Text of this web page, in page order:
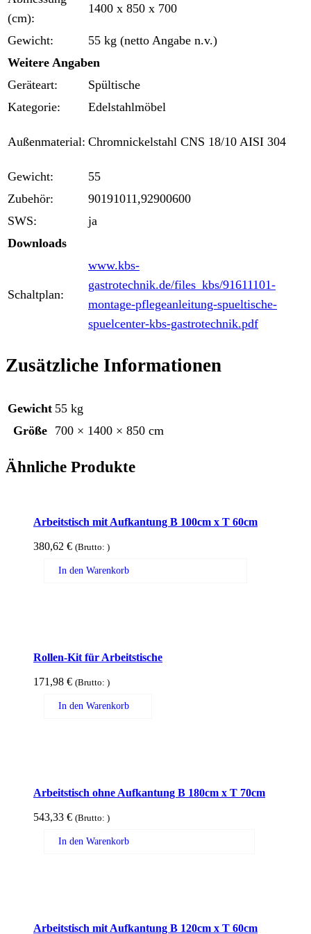
(cm):
1400 x 850 x 700
Gewicht:
55 kg (netto Angabe n.v.)
Weitere Angaben
Geräteart:
Spültische
Kategorie:
Edelstahlmöbel
Außenmaterial: Chromnickelstahl CNS 18/10 AISI 304
Gewicht:
55
Zubehör:
90191011,92900600
SWS:
ja
Downloads
Schaltplan:
www.kbs-
gastrotechnik.de/files_kbs/91611101-
montage-pflegeanleitung-spueltische-
spuelcenter-kbs-gastrotechnik.pdf
Zusätzliche Informationen
Gewicht 55 kg
Größe
700 × 1400 × 850 cm
Ähnliche Produkte
Arbeitstisch mit Aufkantung B 100cm x T 60cm
380,62 € (Brutto: )
In den Warenkorb
Rollen-Kit für Arbeitstische
171,98 € (Brutto: )
In den Warenkorb
Arbeitstisch ohne Aufkantung B 180cm x T 70cm
543,33 € (Brutto: )
In den Warenkorb
Arbeitstisch mit Aufkantung B 120cm x T 60cm